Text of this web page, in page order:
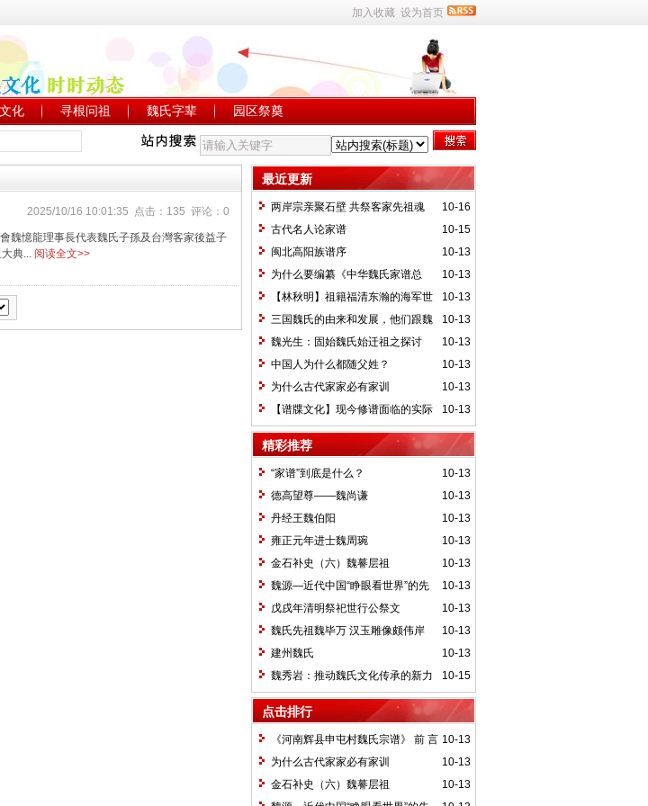
加入收藏 设为首页
化 寻根问祖 魏氏字辈 园区祭奠
2025/10/16 10:01:35 点击：135 评论：0
魏憶龍理事長代表魏氏子孫及台灣客家後益子
典​... 阅读全文>>
最近更新
10-16
两岸宗亲聚石壁 共祭客家先祖魂
10-15
古代名人论家谱
10-13
闽北高阳族谱序
10-13
为什么要编纂《中华魏氏家谱总
目》
10-13
【林秋明】祖籍福清东瀚的海军世
家——魏瀚家族源流考
10-13
三国魏氏的由来和发展，他们跟魏
国有关系吗？
10-13
魏光生：固始魏氏始迁祖之探讨
10-13
中国人为什么都随父姓？
10-13
为什么古代家家必有家训
10-13
【谱牒文化】现今修谱面临的实际
问题
精彩推荐
10-13
“家谱”到底是什么？
10-13
德高望尊——魏尚谦
10-13
丹经王魏伯阳
10-13
雍正元年进士魏周琬
10-13
金石补史（六）魏謩层祖
10-13
魏源—近代中国“睁眼看世界”的先
行者之一
10-13
戊戌年清明祭祀世行公祭文
10-13
魏氏先祖魏毕万 汉玉雕像颇伟岸
10-13
建州魏氏
10-15
魏秀岩：推动魏氏文化传承的新力
量
点击排行
10-13
《河南辉县申屯村魏氏宗谱》 前 言
10-13
为什么古代家家必有家训
10-13
金石补史（六）魏謩层祖